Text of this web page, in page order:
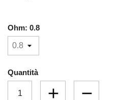
Ohm: 0.8
Quantità